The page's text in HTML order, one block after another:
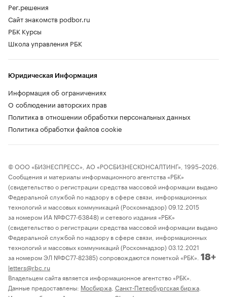
Рег.решения
Сайт знакомств podbor.ru
РБК Курсы
Школа управления РБК
Юридическая Информация
Информация об ограничениях
О соблюдении авторских прав
Политика в отношении обработки персональных данных
Политика обработки файлов cookie
© ООО «БИЗНЕСПРЕСС», АО «РОСБИЗНЕСКОНСАЛТИНГ», 1995–2026.
Сообщения и материалы информационного агентства «РБК»
(свидетельство о регистрации средства массовой информации выдано
Федеральной службой по надзору в сфере связи, информационных
технологий и массовых коммуникаций (Роскомнадзор) 09.12.2015
за номером ИА №ФС77-63848) и сетевого издания «РБК»
(свидетельство о регистрации средства массовой информации выдано
Федеральной службой по надзору в сфере связи, информационных
технологий и массовых коммуникаций (Роскомнадзор) 03.12.2021
за номером ЭЛ №ФС77-82385) сопровождаются пометкой «РБК». 18+
letters@rbc.ru
Владельцем сайта является информационное агентство «РБК».
Данные предоставлены: Мосбиржа Санкт-Петербургская биржа